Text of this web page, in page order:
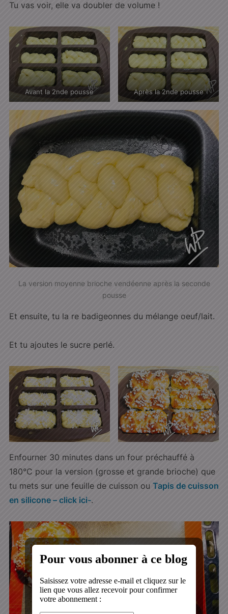
Tu vas voir, elle va doubler de volume !
Avant la 2nde pousse Après la 2nde pousse
La version moyenne brioche vendéenne après la seconde
pousse
Et ensuite, tu la re badigeonnes du mélange oeuf/lait.
Et tu ajoutes le sucre perlé.
Enfourner 30 minutes dans un four préchauffé à
180°C pour la version (grosse et grande brioche) que
tu mets sur une feuille de cuisson ou Tapis de cuisson
en silicone – click ici-.